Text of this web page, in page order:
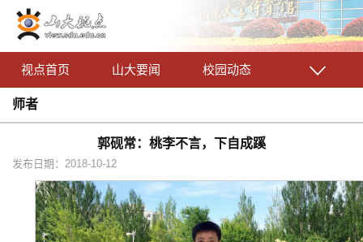
视点首页 山大要闻 校园动态
师者
郭砚常：桃李不言，下自成蹊
发布日期：2018-10-12